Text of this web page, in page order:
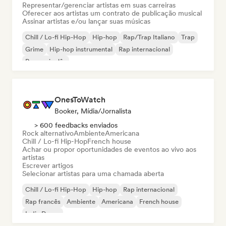
Representar/gerenciar artistas em suas carreiras
Oferecer aos artistas um contrato de publicação musical
Assinar artistas e/ou lançar suas músicas
Chill / Lo-fi Hip-Hop Hip-hop Rap/Trap Italiano
Trap
Grime
Hip-hop instrumental
Rap internacional
Rap em inglês
OnesToWatch
Booker, Mídia/Jornalista
> 600 feedbacks enviados
Rock alternativoAmbienteAmericana
Chill / Lo-fi Hip-HopFrench house
Achar ou propor oportunidades de eventos ao vivo aos
artistas
Escrever artigos
Selecionar artistas para uma chamada aberta
Chill / Lo-fi Hip-Hop Hip-hop
Rap internacional
Rap francês
Ambiente Americana
French house
Indie Dance